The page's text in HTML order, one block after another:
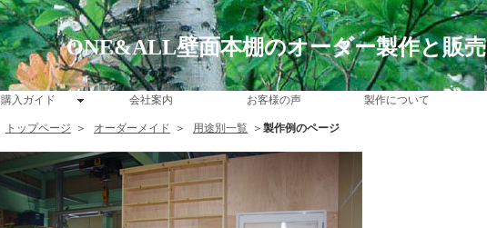
ONE&ALL壁面本棚のオーダー製作と販売
購入ガイド 会社案内 お客様の声 製作について
トップページ ＞ オーダーメイド ＞ 用途別一覧 ＞ 製作例のページ